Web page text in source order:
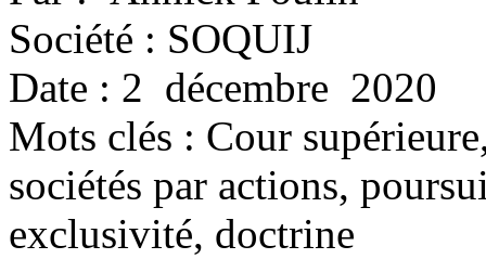
Société : SOQUIJ
Date : 2 décembre 2020
Mots clés : Cour
sociétés par actions,
exclusivité, doctrine